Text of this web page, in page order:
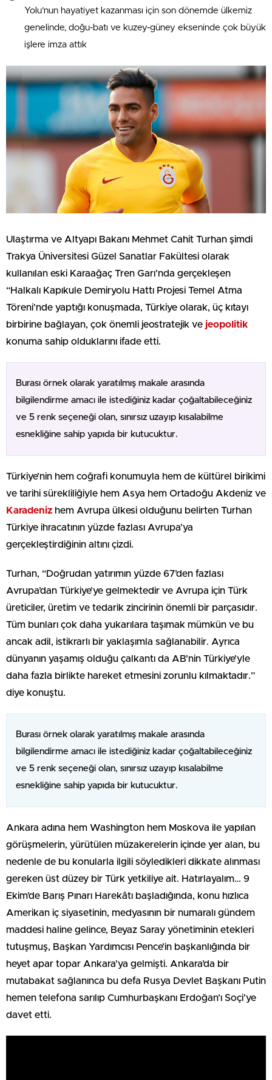
Yolu’nun hayatiyet kazanması için son dönemde ülkemiz
genelinde, doğu-batı ve kuzey-güney ekseninde çok büyük
işlere imza attık
Ulaştırma ve Altyapı Bakanı Mehmet Cahit Turhan şimdi
Trakya Üniversitesi Güzel Sanatlar Fakültesi olarak
kullanılan eski Karaağaç Tren Garı’nda gerçekleşen
“Halkalı Kapıkule Demiryolu Hattı Projesi Temel Atma
Töreni’nde yaptığı konuşmada, Türkiye olarak, üç kıtayı
birbirine bağlayan, çok önemli jeostratejik ve jeopolitik
konuma sahip olduklarını ifade etti.
Burası örnek olarak yaratılmış makale arasında
bilgilendirme amacı ile istediğiniz kadar çoğaltabileceğiniz
ve 5 renk seçeneği olan, sınırsız uzayıp kısalabilme
esnekliğine sahip yapıda bir kutucuktur.
Türkiye’nin hem coğrafi konumuyla hem de kültürel birikimi
ve tarihi sürekliliğiyle hem Asya hem Ortadoğu Akdeniz ve
Karadeniz hem Avrupa ülkesi olduğunu belirten Turhan
Türkiye ihracatının yüzde fazlası Avrupa’ya
gerçekleştirdiğinin altını çizdi.
Turhan, “Doğrudan yatırımın yüzde 67’den fazlası
Avrupa’dan Türkiye’ye gelmektedir ve Avrupa için Türk
üreticiler, üretim ve tedarik zincirinin önemli bir parçasıdır.
Tüm bunları çok daha yukarılara taşımak mümkün ve bu
ancak adil, istikrarlı bir yaklaşımla sağlanabilir. Ayrıca
dünyanın yaşamış olduğu çalkantı da AB’nin Türkiye’yle
daha fazla birlikte hareket etmesini zorunlu kılmaktadır.”
diye konuştu.
Burası örnek olarak yaratılmış makale arasında
bilgilendirme amacı ile istediğiniz kadar çoğaltabileceğiniz
ve 5 renk seçeneği olan, sınırsız uzayıp kısalabilme
esnekliğine sahip yapıda bir kutucuktur.
Ankara adına hem Washington hem Moskova ile yapılan
görüşmelerin, yürütülen müzakerelerin içinde yer alan, bu
nedenle de bu konularla ilgili söyledikleri dikkate alınması
gereken üst düzey bir Türk yetkiliye ait. Hatırlayalım… 9
Ekim’de Barış Pınarı Harekâtı başladığında, konu hızlıca
Amerikan iç siyasetinin, medyasının bir numaralı gündem
maddesi haline gelince, Beyaz Saray yönetiminin etekleri
tutuşmuş, Başkan Yardımcısı Pence’in başkanlığında bir
heyet apar topar Ankara’ya gelmişti. Ankara’da bir
mutabakat sağlanınca bu defa Rusya Devlet Başkanı Putin
hemen telefona sarılıp Cumhurbaşkanı Erdoğan’ı Soçi’ye
davet etti.